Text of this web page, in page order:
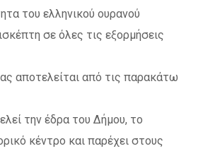
του ελληνικού ουρανού
σε όλες τις εξορμήσεις
αποτελείται από τις παρακάτω
την έδρα του Δήμου, το
κέντρο και παρέχει στους